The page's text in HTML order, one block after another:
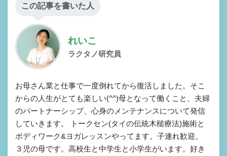
この記事を書いた人
れいこ
ラクタノ研究員
お母さん業と仕事で一度倒れてから復活しました。そこ
からの人生がとても楽しい(^^)母となって働くこと、夫婦
のパートナーシップ、心身のメンテナンスについて発信
していきます。 トークセン(タイの伝統木槌療法)施術と
ボディワーク&ヨガレッスンやってます。子連れ歓迎。
３児の母です。高校生と中学生と小学生がいます。好き